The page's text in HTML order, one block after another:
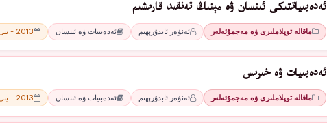
ئەدەبىياتتىكى ئىنسان ۋە مېنىڭ تەنقىد قارىشىم
ماقالە توپلاملىرى ۋە مەجمۇئەلەر ئەنۋەر ئابدۇرېھىم ئەدەبىيات ۋە ئىنسان 2013 - يىل
ئەدەبىيات ۋە خىرىس
ماقالە توپلاملىرى ۋە مەجمۇئەلەر ئەنۋەر ئابدۇرېھىم ئەدەبىيات ۋە ئىنسان 2013 - يىل